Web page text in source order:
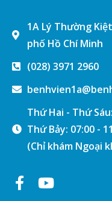
1A Lý Thường
phố Hồ Chí Minh
(028) 3971 2960
Thứ Hai - Thứ
Thứ Bảy: 07:00 -
(Chỉ khám Ngoại